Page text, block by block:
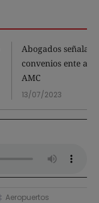
Abogados
convenios ente
AMC
13/07/2023
Aeropuertos